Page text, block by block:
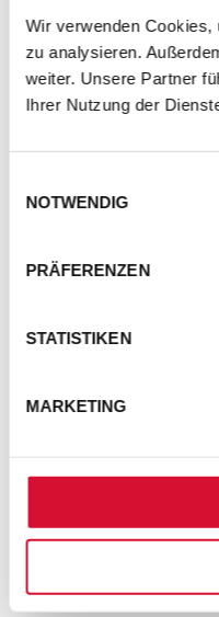
Wir verwenden Cookies,
zu analysieren.
weiter. Unsere Partner
Ihrer Nutzung der
NOTWENDIG
PRÄFERENZEN
STATISTIKEN
MARKETING